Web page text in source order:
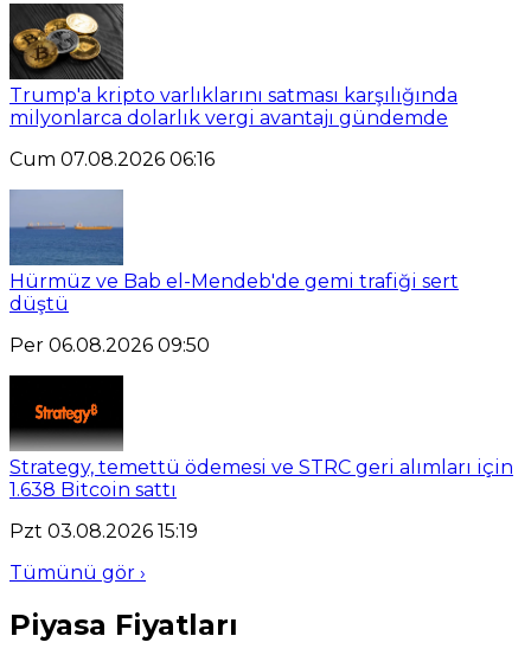
Trump'a kripto varlıklarını satması karşılığında
milyonlarca dolarlık vergi avantajı gündemde
Cum 07.08.2026 06:16
Hürmüz ve Bab el-Mendeb'de gemi trafiği sert
düştü
Per 06.08.2026 09:50
Strategy, temettü ödemesi ve STRC geri alımları için
1.638 Bitcoin sattı
Pzt 03.08.2026 15:19
Tümünü gör ›
Piyasa Fiyatları